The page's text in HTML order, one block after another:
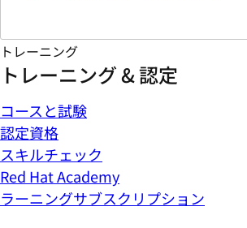
トレーニング
トレーニング & 認定
コースと試験
認定資格
スキルチェック
Red Hat Academy
ラーニングサブスクリプション